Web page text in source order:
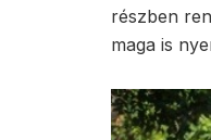
részben
maga is